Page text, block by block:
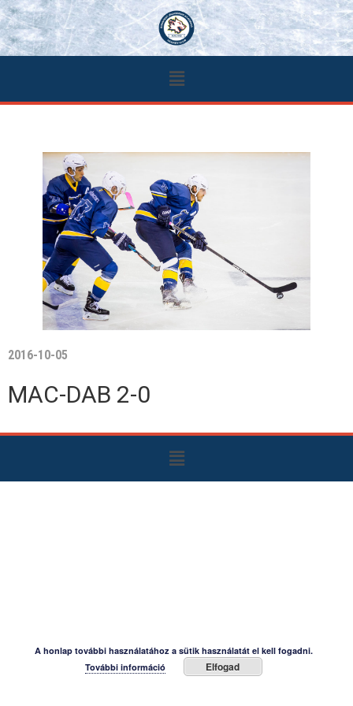
2016-10-05
MAC-DAB 2-0
A honlap további használatához a sütik használatát el kell fogadni.
További információ
Elfogad